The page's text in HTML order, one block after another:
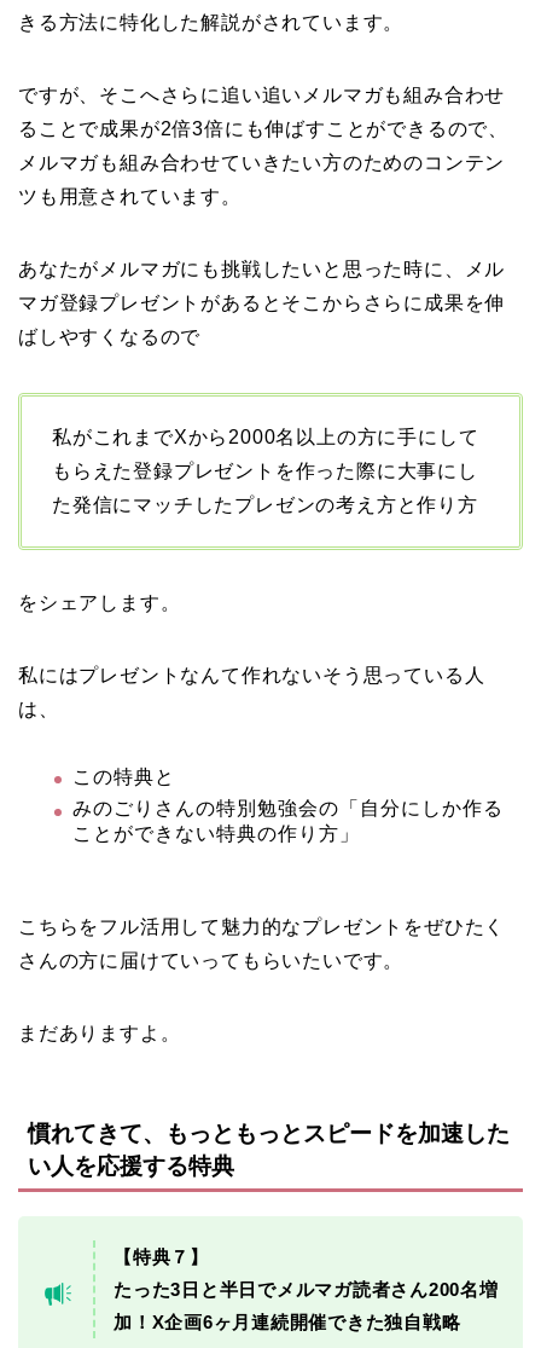
きる方法に特化した解説がされています。
ですが、そこへさらに追い追いメルマガも組み合わせ
ることで成果が2倍3倍にも伸ばすことができるので、
メルマガも組み合わせていきたい方のためのコンテン
ツも用意されています。
あなたがメルマガにも挑戦したいと思った時に、メル
マガ登録プレゼントがあるとそこからさらに成果を伸
ばしやすくなるので
私がこれまでXから2000名以上の方に手にして
もらえた登録プレゼントを作った際に大事にし
た発信にマッチしたプレゼンの考え方と作り方
をシェアします。
私にはプレゼントなんて作れないそう思っている人
は、
この特典と
みのごりさんの特別勉強会の「自分にしか作る
ことができない特典の作り方」
こちらをフル活用して魅力的なプレゼントをぜひたく
さんの方に届けていってもらいたいです。
まだありますよ。
慣れてきて、もっともっとスピードを加速した
い人を応援する特典
【特典７】
たった3日と半日でメルマガ読者さん200名増
加！X企画6ヶ月連続開催できた独自戦略